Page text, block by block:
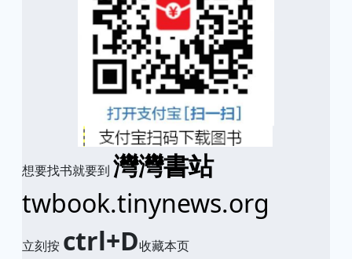
想要找书就要到 灣灣書站
twbook.tinynews.org
立刻按 ctrl+D收藏本页